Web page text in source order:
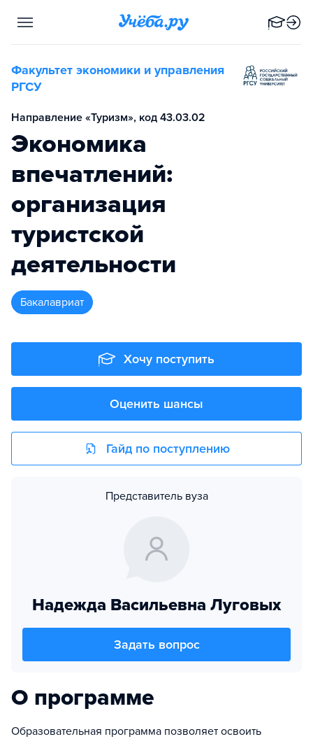
Факультет экономики и управления
РГСУ
Направление «Туризм», код 43.03.02
Экономика
впечатлений:
организация
туристской
деятельности
бакалавриат
Хочу поступить
Оценить шансы
Гайд по поступлению
Представитель вуза
Надежда Васильевна Луговых
Задать вопрос
О программе
Образовательная программа позволяет освоить